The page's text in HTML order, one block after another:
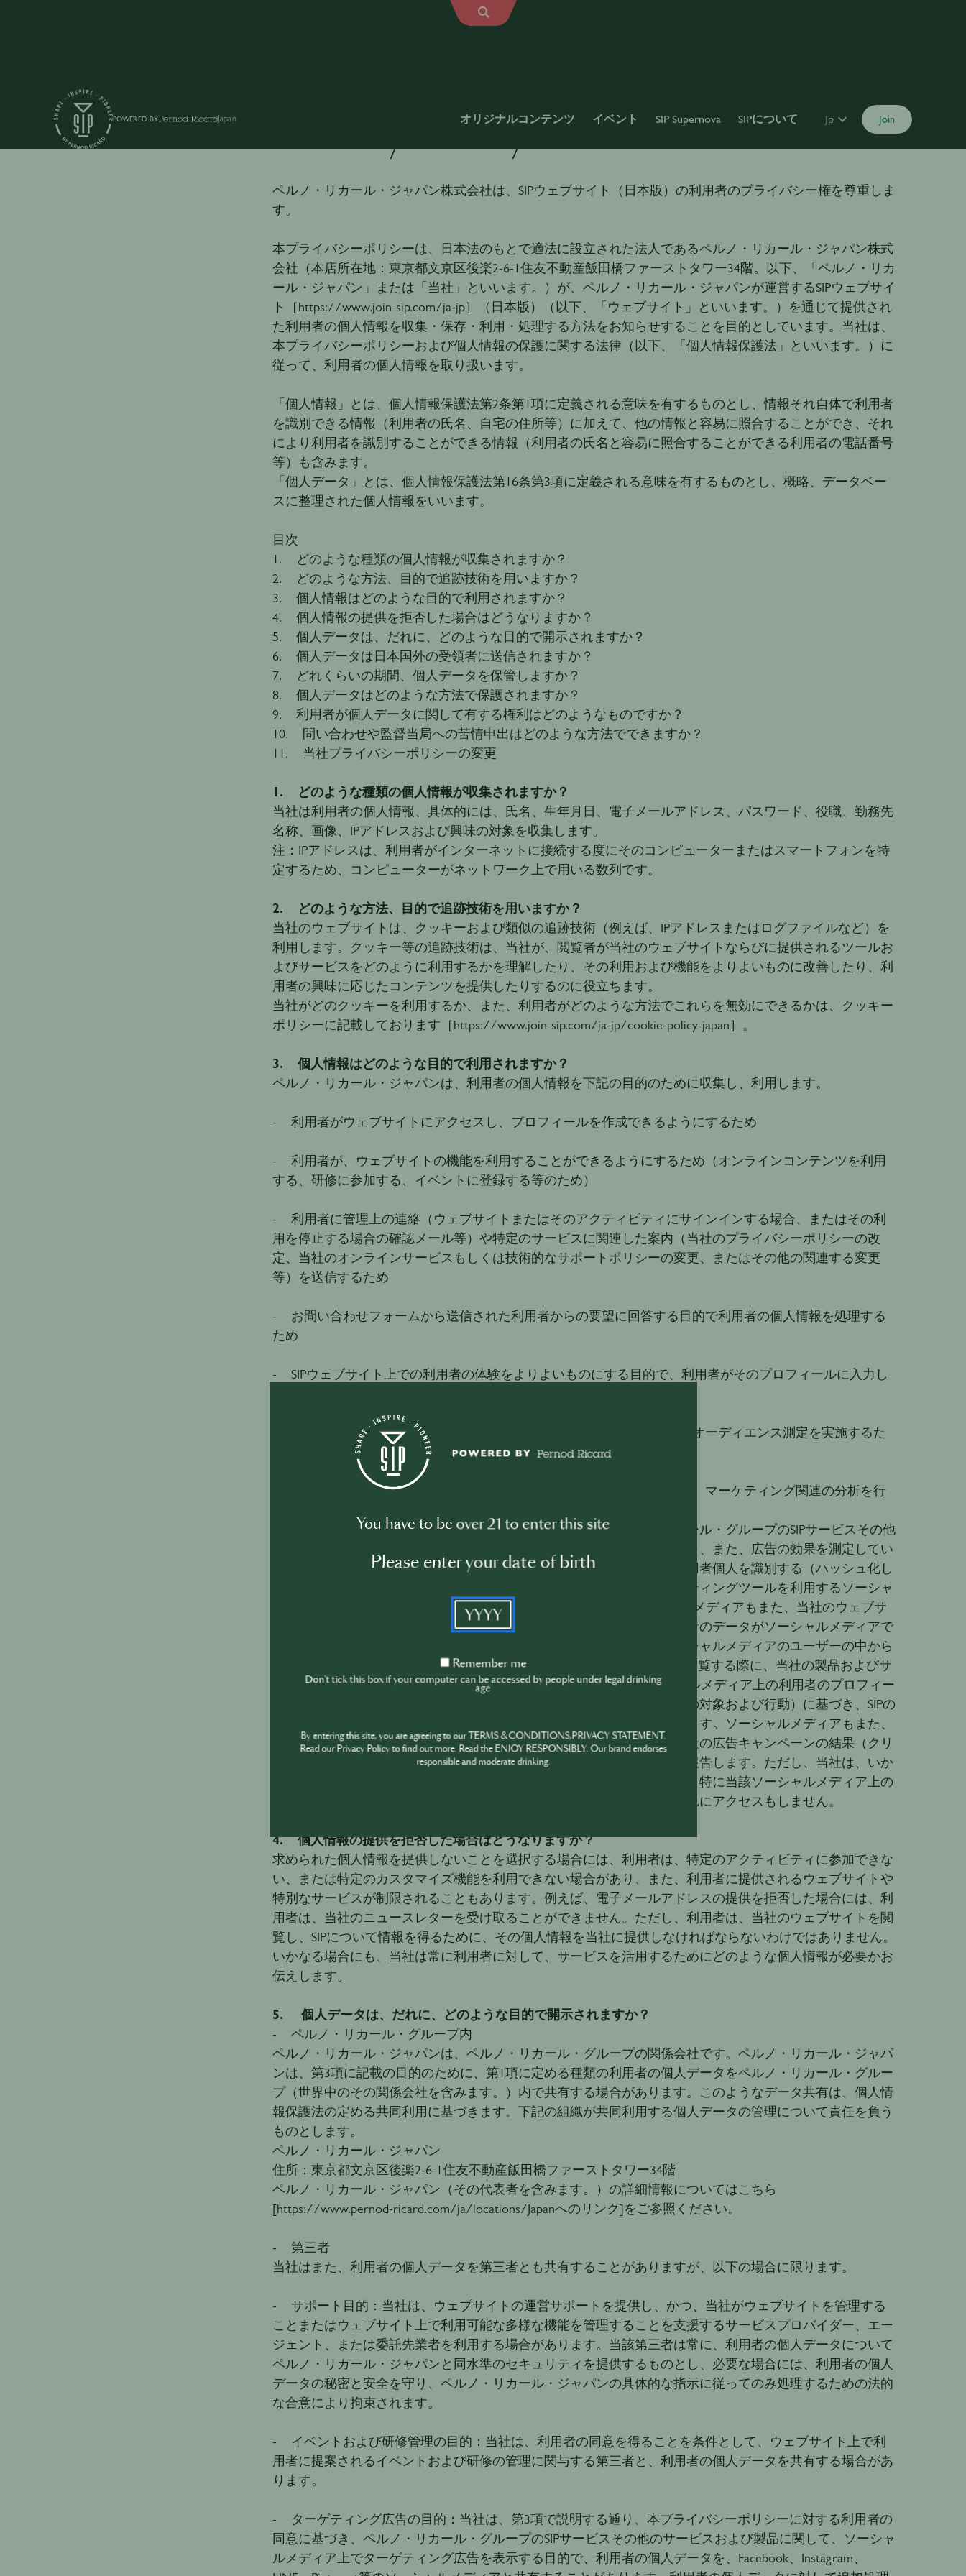
POWERED BY Japan オリジナルコンテンツ イベント SIP Supernova SIPについて Jp Join
Privacy Policy
ペルノ・リカール・ジャパン株式会社は、SIPウェブサイト（日本版）の利用者のプライバシー権を尊重しま
す。
本プライバシーポリシーは、日本法のもとで適法に設立された法人であるペルノ・リカール・ジャパン株式
会社（本店所在地：東京都文京区後楽2-6-1住友不動産飯田橋ファーストタワー34階。以下、「ペルノ・リカ
ール・ジャパン」または「当社」といいます。）が、ペルノ・リカール・ジャパンが運営するSIPウェブサイ
ト［https://www.join-sip.com/ja-jp］（日本版）（以下、「ウェブサイト」といいます。）を通じて提供され
た利用者の個人情報を収集・保存・利用・処理する方法をお知らせすることを目的としています。当社は、
本プライバシーポリシーおよび個人情報の保護に関する法律（以下、「個人情報保護法」といいます。）に
従って、利用者の個人情報を取り扱います。
「個人情報」とは、個人情報保護法第2条第1項に定義される意味を有するものとし、情報それ自体で利用者
を識別できる情報（利用者の氏名、自宅の住所等）に加えて、他の情報と容易に照合することができ、それ
により利用者を識別することができる情報（利用者の氏名と容易に照合することができる利用者の電話番号
等）も含みます。
「個人データ」とは、個人情報保護法第16条第3項に定義される意味を有するものとし、概略、データベー
スに整理された個人情報をいいます。
目次
1. どのような種類の個人情報が収集されますか？
2. どのような方法、目的で追跡技術を用いますか？
3. 個人情報はどのような目的で利用されますか？
4. 個人情報の提供を拒否した場合はどうなりますか？
5. 個人データは、だれに、どのような目的で開示されますか？
6. 個人データは日本国外の受領者に送信されますか？
7. どれくらいの期間、個人データを保管しますか？
8. 個人データはどのような方法で保護されますか？
9. 利用者が個人データに関して有する権利はどのようなものですか？
10. 問い合わせや監督当局への苦情申出はどのような方法でできますか？
11. 当社プライバシーポリシーの変更
1. どのような種類の個人情報が収集されますか？
当社は利用者の個人情報、具体的には、氏名、生年月日、電子メールアドレス、パスワード、役職、勤務先
名称、画像、IPアドレスおよび興味の対象を収集します。
注：IPアドレスは、利用者がインターネットに接続する度にそのコンピューターまたはスマートフォンを特
定するため、コンピューターがネットワーク上で用いる数列です。
2. どのような方法、目的で追跡技術を用いますか？
当社のウェブサイトは、クッキーおよび類似の追跡技術（例えば、IPアドレスまたはログファイルなど）を
利用します。クッキー等の追跡技術は、当社が、閲覧者が当社のウェブサイトならびに提供されるツールお
よびサービスをどのように利用するかを理解したり、その利用および機能をよりよいものに改善したり、利
用者の興味に応じたコンテンツを提供したりするのに役立ちます。
当社がどのクッキーを利用するか、また、利用者がどのような方法でこれらを無効にできるかは、クッキー
ポリシーに記載しております［https://www.join-sip.com/ja-jp/cookie-policy-japan］。
3. 個人情報はどのような目的で利用されますか？
ペルノ・リカール・ジャパンは、利用者の個人情報を下記の目的のために収集し、利用します。
- 利用者がウェブサイトにアクセスし、プロフィールを作成できるようにするため
- 利用者が、ウェブサイトの機能を利用することができるようにするため（オンラインコンテンツを利用
する、研修に参加する、イベントに登録する等のため）
- 利用者に管理上の連絡（ウェブサイトまたはそのアクティビティにサインインする場合、またはその利
用を停止する場合の確認メール等）や特定のサービスに関連した案内（当社のプライバシーポリシーの改
定、当社のオンラインサービスもしくは技術的なサポートポリシーの変更、またはその他の関連する変更
等）を送信するため
- お問い合わせフォームから送信された利用者からの要望に回答する目的で利用者の個人情報を処理する
ため
- SIPウェブサイト上での利用者の体験をよりよいものにする目的で、利用者がそのプロフィールに入力し
- ウェブサイトの利用およびコンテンツをよりよいものにする目的で、オーディエンス測定を実施するた
- 利用者にマーケティング目的の連絡をし、広告の効果を測定し、かつ、マーケティング関連の分析を行
当社は、利用者が登録しているソーシャルメディア上で、ペルノ・リカール・グループのSIPサービスその他
のサービスおよび製品に関するターゲティング広告を表示することがあり、また、広告の効果を測定してい
ます。当社は、本プライバシーポリシーへの利用者の同意に基づき、利用者個人を識別する（ハッシュ化し
た）データ（利用者の氏名、連絡先および生年月日）を、当社がマーケティングツールを利用するソーシャ
ルメディア（下記第5項をご参照ください。）へ送信します。ソーシャルメディアもまた、当社のウェブサ
イト上にあるクッキーを通じて利用者を特定することができます。利用者のデータがソーシャルメディアで
いったん共有されると、当該データは、当該ソーシャルメディアがソーシャルメディアのユーザーの中から
当該利用者を見つけ出し、かつ、(i)利用者が該当ソーシャルメディアを閲覧する際に、当社の製品およびサ
ービスに関する広告を表示するために、あるいは、(ii)該当するソーシャルメディア上の利用者のプロフィー
ル（利用者の居住地、年齢、性別、言語、社会人口統計学的特徴、興味の対象および行動）に基づき、SIPの
広告に興味を持つ可能性のある類似の人物を特定するために、利用されます。ソーシャルメディアもまた、
当社が将来のキャンペーンをよりよいものにできるようにするため、当社の広告キャンペーンの結果（クリ
ック率、コンバージョン率、オーディエンスプロフィール等）を当社に報告します。ただし、当社は、いか
なる場合も、関連ソーシャルメディアが有する利用者に関する個人情報、特に当該ソーシャルメディア上の
利用者のプロフィールまたはその行動に関する個人情報を収集せず、これにアクセスもしません。
4. 個人情報の提供を拒否した場合はどうなりますか？
求められた個人情報を提供しないことを選択する場合には、利用者は、特定のアクティビティに参加できな
い、または特定のカスタマイズ機能を利用できない場合があり、また、利用者に提供されるウェブサイトや
特別なサービスが制限されることもあります。例えば、電子メールアドレスの提供を拒否した場合には、利
用者は、当社のニュースレターを受け取ることができません。ただし、利用者は、当社のウェブサイトを閲
覧し、SIPについて情報を得るために、その個人情報を当社に提供しなければならないわけではありません。
いかなる場合にも、当社は常に利用者に対して、サービスを活用するためにどのような個人情報が必要かお
伝えします。
5. 個人データは、だれに、どのような目的で開示されますか？
- ペルノ・リカール・グループ内
ペルノ・リカール・ジャパンは、ペルノ・リカール・グループの関係会社です。ペルノ・リカール・ジャパ
ンは、第3項に記載の目的のために、第1項に定める種類の利用者の個人データをペルノ・リカール・グルー
プ（世界中のその関係会社を含みます。）内で共有する場合があります。このようなデータ共有は、個人情
報保護法の定める共同利用に基づきます。下記の組織が共同利用する個人データの管理について責任を負う
ものとします。
ペルノ・リカール・ジャパン
住所：東京都文京区後楽2-6-1住友不動産飯田橋ファーストタワー34階
ペルノ・リカール・ジャパン（その代表者を含みます。）の詳細情報についてはこちら
[https://www.pernod-ricard.com/ja/locations/Japanへのリンク]をご参照ください。
- 第三者
当社はまた、利用者の個人データを第三者とも共有することがありますが、以下の場合に限ります。
- サポート目的：当社は、ウェブサイトの運営サポートを提供し、かつ、当社がウェブサイトを管理する
ことまたはウェブサイト上で利用可能な多様な機能を管理することを支援するサービスプロバイダー、エー
ジェント、または委託先業者を利用する場合があります。当該第三者は常に、利用者の個人データについて
ペルノ・リカール・ジャパンと同水準のセキュリティを提供するものとし、必要な場合には、利用者の個人
データの秘密と安全を守り、ペルノ・リカール・ジャパンの具体的な指示に従ってのみ処理するための法的
な合意により拘束されます。
- イベントおよび研修管理の目的：当社は、利用者の同意を得ることを条件として、ウェブサイト上で利
用者に提案されるイベントおよび研修の管理に関与する第三者と、利用者の個人データを共有する場合があ
ります。
- ターゲティング広告の目的：当社は、第3項で説明する通り、本プライバシーポリシーに対する利用者の
同意に基づき、ペルノ・リカール・グループのSIPサービスその他のサービスおよび製品に関して、ソーシャ
ルメディア上でターゲティング広告を表示する目的で、利用者の個人データを、Facebook、Instagram、
You have to be over 21 to enter this site
Please enter your date of birth
YYYY
Remember
Remember me
Don't tick this box if your computer can be accessed by people under legal drinking
age
By entering this site, you are agreeing to our TERMS & CONDITIONS,PRIVACY STATEMENT.
Read our Privacy Policy to find out more. Read the ENJOY RESPONSIBLY. Our brand endorses
responsible and moderate drinking.